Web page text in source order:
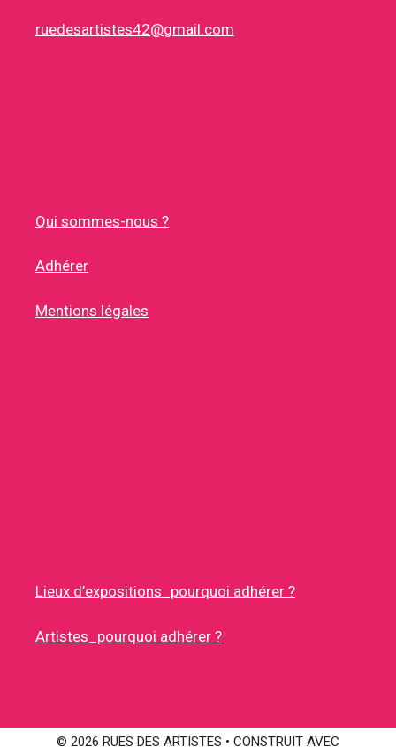
ruedesartistes42@gmail.com
Qui sommes-nous ?
Adhérer
Mentions légales
Lieux d’expositions_pourquoi adhérer ?
Artistes_pourquoi adhérer ?
© 2026 RUES DES ARTISTES • CONSTRUIT AVEC